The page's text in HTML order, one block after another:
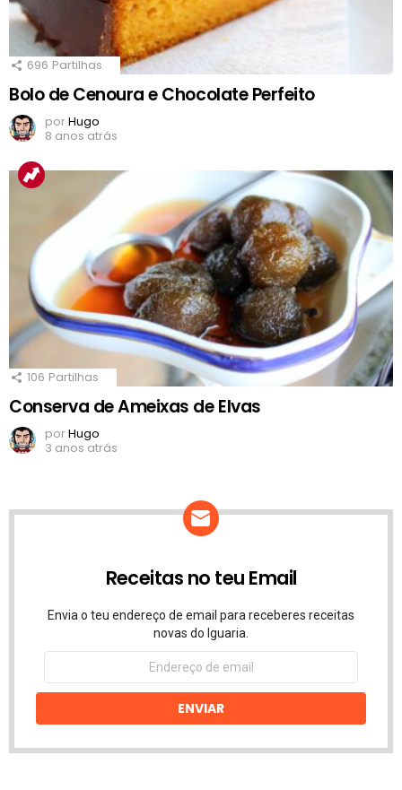
696 Partilhas
Bolo de Cenoura e Chocolate Perfeito
porHugo
8 anos atrás
106 Partilhas
Conserva de Ameixas de Elvas
porHugo
3 anos atrás
Receitas no teu Email
Envia o teu endereço de email para receberes receitas
novas do Iguaria.
Endereço
email
ENVIAR